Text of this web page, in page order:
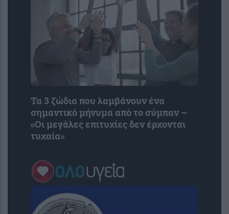
Τα 3 ζώδια που λαμβάνουν ένα
σημαντικό μήνυμα από το σύμπαν –
«Οι μεγάλες επιτυχίες δεν έρχονται
τυχαία»